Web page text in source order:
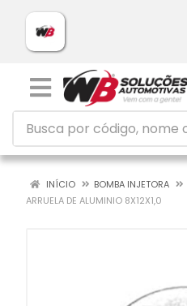
INÍCIO BOMBA INJETORA
ARRUELA DE ALUMINIO 8X12X1,0